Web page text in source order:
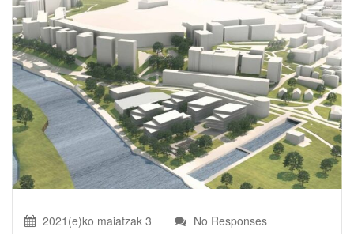
2021(e)ko maiatzak 3 No Responses